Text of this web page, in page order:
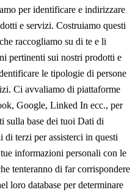
per identificare e indirizzare
e servizi. Costruiamo questi
raccogliamo su di te e li
pertinenti sui nostri prodotti e
le tipologie di persone
Ci avvaliamo di piattaforme
Google, Linked In ecc., per
sulla base dei tuoi Dati di
terzi per assisterci in questi
informazioni personali con le
tenteranno di far corrispondere
loro database per determinare